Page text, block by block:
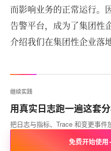
而影响业务的正常运行。
告警平台，成为了集团性
介绍我们在集团性企业落
继续实践
用真实日志跑一遍这套
把日志与指标、Trace 和变更事件
免费开始使用